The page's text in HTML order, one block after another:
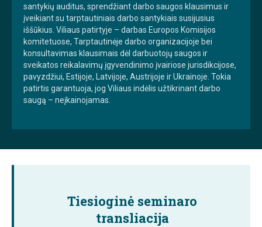
santykių auditus, sprendžiant darbo saugos klausimus ir
įveikiant su tarptautiniais darbo santykiais susijusius
iššūkius. Viliaus patirtyje – darbas Europos Komisijos
komitetuose, Tarptautinėje darbo organizacijoje bei
konsultavimas klausimais dėl darbuotojų saugos ir
sveikatos reikalavimų įgyvendinimo įvairiose jurisdikcijose,
pavyzdžiui, Estijoje, Latvijoje, Austrijoje ir Ukrainoje. Tokia
patirtis garantuoja, jog Viliaus indėlis užtikrinant darbo
saugą – neįkainojamas.
Tiesioginė seminaro
transliacija